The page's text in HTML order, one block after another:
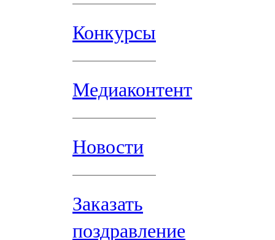
Конкурсы
Медиаконтент
Новости
Заказать
поздравление